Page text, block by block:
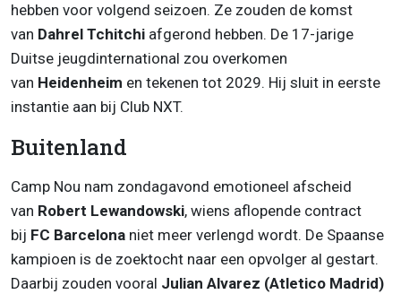
hebben voor volgend seizoen. Ze zouden de komst
van Dahrel Tchitchi afgerond hebben. De 17-jarige
Duitse jeugdinternational zou overkomen
van Heidenheim en tekenen tot 2029. Hij sluit in eerste
instantie aan bij Club NXT.
Buitenland
Camp Nou nam zondagavond emotioneel afscheid
van Robert Lewandowski, wiens aflopende contract
bij FC Barcelona niet meer verlengd wordt. De Spaanse
kampioen is de zoektocht naar een opvolger al gestart.
Daarbij zouden vooral Julian Alvarez (Atletico Madrid)